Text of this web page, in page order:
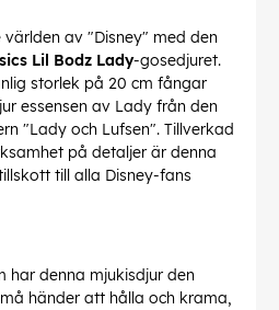
av "Disney" med den
Lil Bodz Lady-gosedjuret.
storlek på 20 cm fångar
essensen av Lady från den
"Lady och Lufsen". Tillverkad
på detaljer är denna
till alla Disney-fans
har denna mjukisdjur den
händer att hålla och krama,